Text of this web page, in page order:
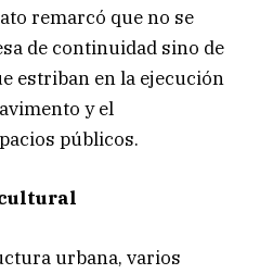
remarcó que no se
de continuidad sino de
estriban en la ejecución
y el
públicos.
urbana, varios